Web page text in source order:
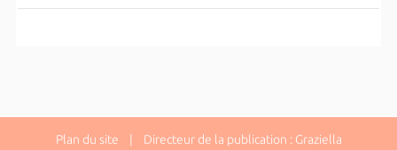
Plan du site | Directeur de la publication : Graziella